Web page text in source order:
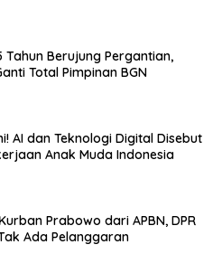
Tahun Berujung Pergantian,
Total Pimpinan BGN
AI dan Teknologi Digital Disebut
Anak Muda Indonesia
Prabowo dari APBN, DPR
Ada Pelanggaran